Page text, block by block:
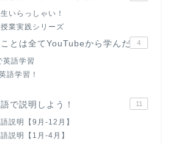
いらっしゃい！
業実践シリーズ
とは全てYouTubeから学んだ 4
語学習
語学習！
で説明しよう！ 11
説明【9月-12月】
説明【1月-4月】